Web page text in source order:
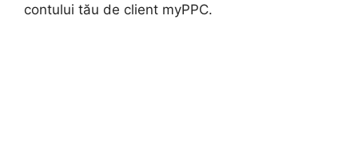
contului tău de client myPPC.